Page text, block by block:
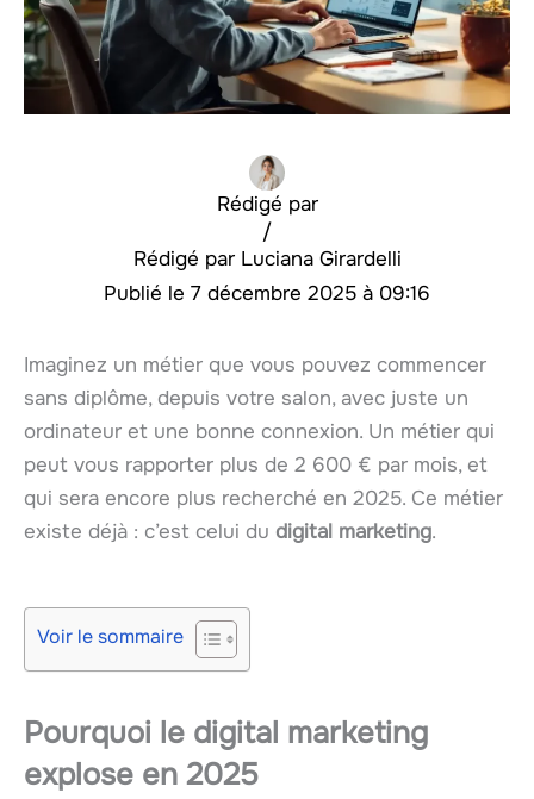
Rédigé par
Luciana Girardelli
/
7 décembre 2025 à 09:16
Imaginez un métier que vous pouvez commencer
sans diplôme, depuis votre salon, avec juste un
ordinateur et une bonne connexion. Un métier qui
peut vous rapporter plus de 2 600 € par mois, et
qui sera encore plus recherché en 2025. Ce métier
existe déjà : c’est celui du digital marketing.
Voir le sommaire
Pourquoi le digital marketing
explose en 2025